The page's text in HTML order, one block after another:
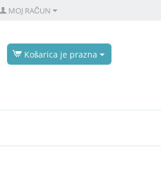
MOJ RAČUN
Košarica je prazna